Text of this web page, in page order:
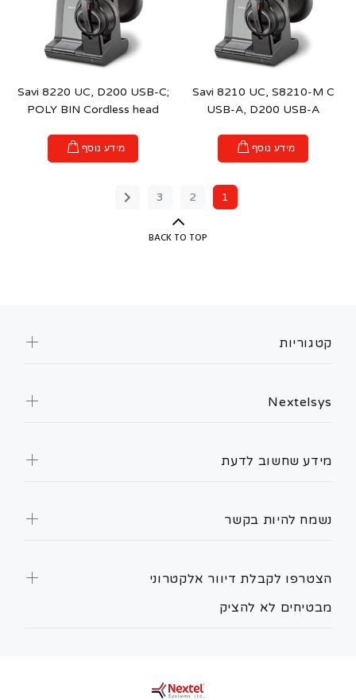
Savi 8210 UC, S8210-M C
USB-A, D200 USB-A
מידע נוסף
Savi 8220 UC, D200 USB-C;
POLY BIN Cordless head
מידע נוסף
1
2
3
BACK TO TOP
הצטרפו לקבלת דיוור אלקטרוני
מבטיחים לא להציק
קטגוריות
Nextelsys
מידע שחשוב לדעת
נשמח להיות בקשר